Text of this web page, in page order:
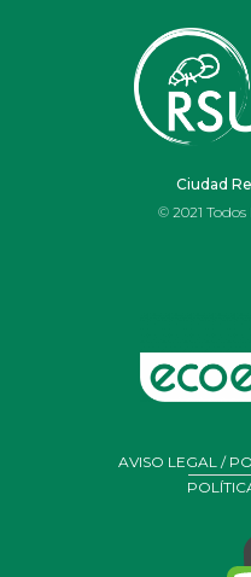
Ciudad
© 2021
AVISO LEGAL /
Belenes.
IES
Portal de Belén
del Ies Ojos del